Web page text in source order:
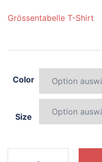
Grössentabelle T-Shirt
Color
Size